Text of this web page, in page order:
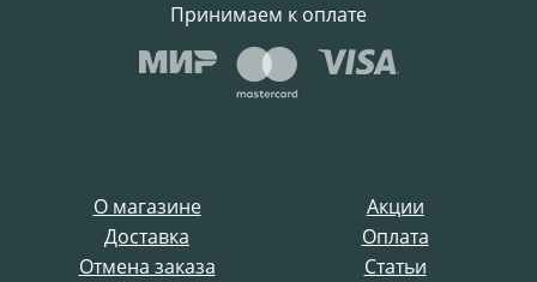
О магазине
Акции
Доставка
Оплата
Отмена заказа
Статьи
Принимаем к оплате